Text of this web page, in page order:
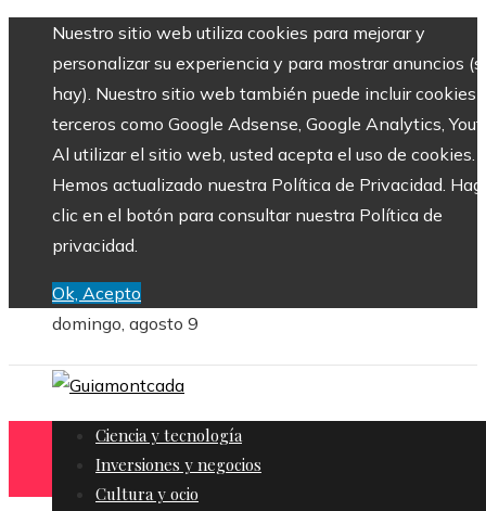
Nuestro sitio web utiliza cookies para mejorar y
personalizar su experiencia y para mostrar anuncios
hay). Nuestro sitio web también puede incluir cookies
terceros como Google Adsense, Google Analytics,
Al utilizar el sitio web, usted acepta el uso de cookies.
Hemos actualizado nuestra Política de Privacidad.
clic en el botón para consultar nuestra Política de
privacidad.
Ok, Acepto
domingo, agosto 9
Ciencia y tecnología
Inversiones y negocios
Cultura y ocio